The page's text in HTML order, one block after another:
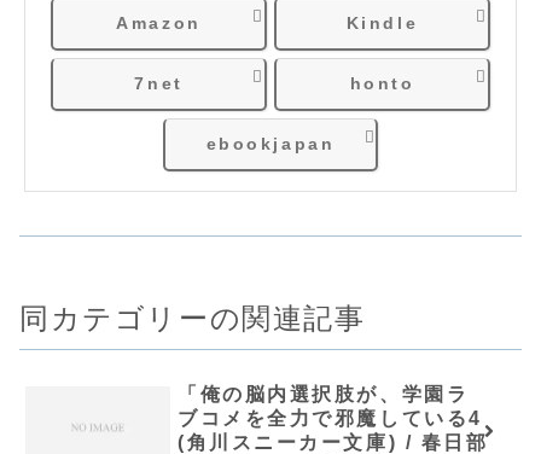
Amazon Kindle
7net honto
ebookjapan
同カテゴリーの関連記事
「俺の脳内選択肢が、学園ラ
ブコメを全力で邪魔している4
(角川スニーカー文庫) / 春日部